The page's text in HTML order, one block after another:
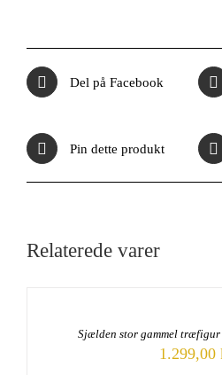
Del på Facebook
Pin dette produkt
Relaterede varer
Sjælden stor gammel
1.299,00